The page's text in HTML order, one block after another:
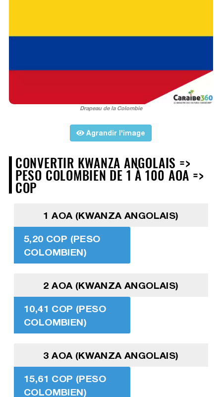
Drapeau de la Colombie
Agrandir l'image
CONVERTIR KWANZA ANGOLAIS =>
PESO COLOMBIEN DE 1 À 100 AOA =>
COP
1 AOA (KWANZA ANGOLAIS)
5,20 COP (PESO
COLOMBIEN)
2 AOA (KWANZA ANGOLAIS)
10,41 COP (PESO
COLOMBIEN)
3 AOA (KWANZA ANGOLAIS)
15,61 COP (PESO
COLOMBIEN)